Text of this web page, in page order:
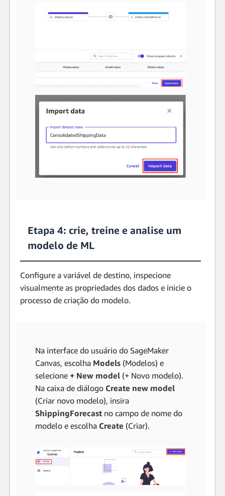
Etapa 4: crie, treine e analise um
modelo de ML
Configure a variável de destino, inspecione
visualmente as propriedades dos dados e inicie o
processo de criação do modelo.
Na interface do usuário do SageMaker
Canvas, escolha Models (Modelos) e
selecione + New model (+ Novo modelo).
Na caixa de diálogo Create new model
(Criar novo modelo), insira
ShippingForecast no campo de nome do
modelo e escolha Create (Criar).